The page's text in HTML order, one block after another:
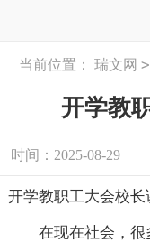
当前位置： 瑞文网 >
开学教
时间：2025-08-29
开学教职工大会校长
在现在社会，很